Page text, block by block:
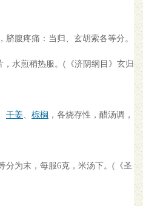
脐腹疼痛：当归、玄胡索各等分。
，水煎稍热服。(《济阴纲目》玄归
干姜 棕榈 ，各烧存性，醋汤调，
分为末，每服6克，米汤下。(《圣